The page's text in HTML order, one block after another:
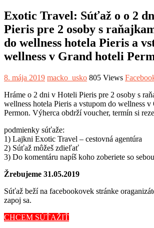
Exotic Travel: Súťaž o o 2
Pieris pre 2 osoby s
do wellness hotela Pieris a
wellness v Grand hoteli
8. mája 2019 macko_usko 805 Views
Hráme o 2 dni v Hoteli Pieris pre 2 osoby s
wellness hotela Pieris a vstupom do wellness v
Permon. Výherca obdrží voucher, termín si
podmienky súťaže:
1) Lajkni Exotic Travel – cestovná agentúra
2) Súťaž môžeš zdieľať
3) Do komentáru napíš koho zoberiete so sebou
Žrebujeme 31.05.2019
Súťaž beží na facebookovek stránke
zapoj sa.
CHCEM SÚŤAŽIŤ